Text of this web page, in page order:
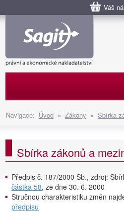
Váš
Navigace: Úvod » Zákony » Sbírka
Sbírka zákonů a
Předpis č. 187/2000 Sb., zdroj:
částka 58, ze dne 30. 6. 2000
Stručnou charakteristiku změn
předpisu